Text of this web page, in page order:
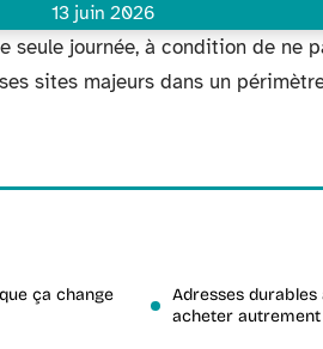
13 juin 2026
seule journée, à condition de ne
sites majeurs dans un
ça change
Adresses
acheter autrement